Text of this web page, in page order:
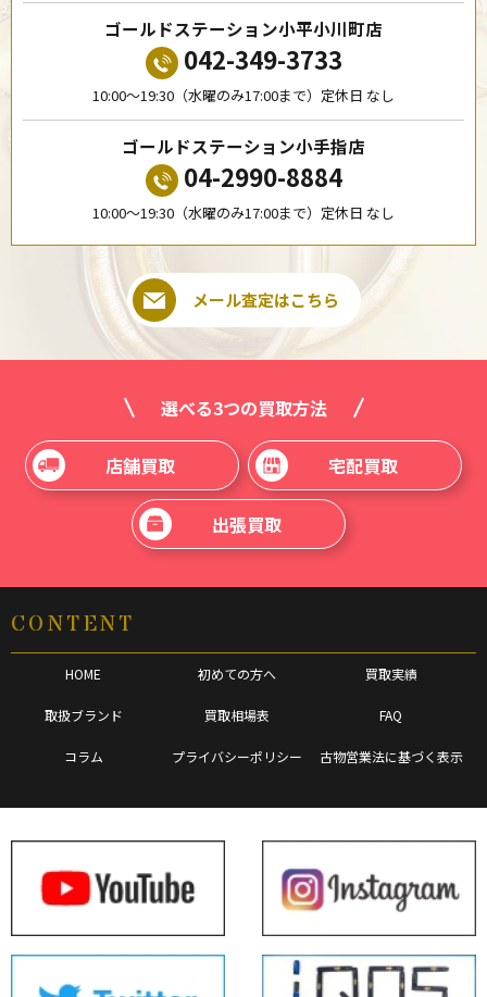
ゴールドステーション小平小川町店
042-349-3733
10:00〜19:30（水曜のみ17:00まで）定休日 なし
ゴールドステーション小手指店
04-2990-8884
10:00〜19:30（水曜のみ17:00まで）定休日 なし
メール査定はこちら
選べる3つの買取方法
店舗買取 宅配買取
出張買取
CONTENT
HOME 初めての方へ 買取実績
取扱ブランド 買取相場表 FAQ
コラム プライバシーポリシー 古物営業法に基づく表示